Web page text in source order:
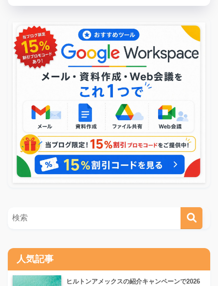
人気記事
ヒルトンアメックスの紹介キャンペーンで2026